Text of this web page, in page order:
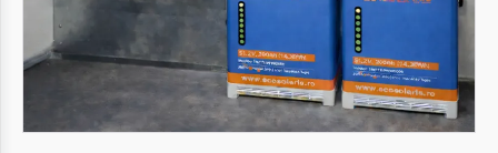
Configurator